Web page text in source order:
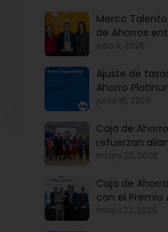
Merco
de Ahorros
empresas
julio 9, 2026
Ajuste de
Ahorro
junio 16, 2026
Caja de
refuerzan
para
mayo 26, 2026
Caja de
con el Premio
Programa de
mayo 22, 2026